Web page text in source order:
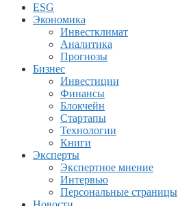
ESG
Экономика
Инвестклимат
Аналитика
Прогнозы
Бизнес
Инвестиции
Финансы
Блокчейн
Стартапы
Технологии
Книги
Эксперты
Экспертное мнение
Интервью
Персональные страницы